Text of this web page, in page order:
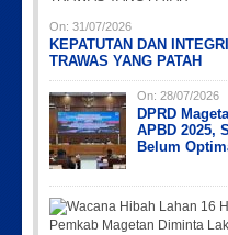
On: 31/07/2026
KEPATUTAN DAN
TRAWAS YANG PATAH
On: 28/07/2026
DPRD
APBD 2025,
Belum